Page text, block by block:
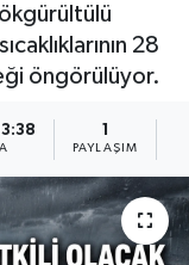
28
öngörülüyor.
PAYLAŞIM